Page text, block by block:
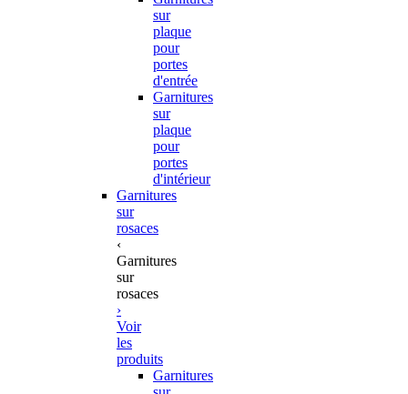
sur
plaque
pour
portes
d'entrée
Garnitures
sur
plaque
pour
portes
d'intérieur
Garnitures
sur
rosaces
‹
Garnitures
sur
rosaces
›
Voir
les
produits
Garnitures